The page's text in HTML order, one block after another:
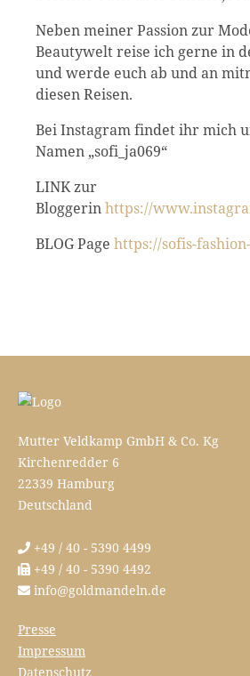
Neben meiner Passion zur
Beautywelt reise ich gerne in
und werde euch ab und an
diesen Reisen.
Bei Instagram findet ihr mich
Namen „sofi_ja069“
LINK zur
Bloggerinhttps://
BLOG Page https://sofis-
Mutter Veldkamp GmbH & Co. Kg
Kirchenredder 6
22339 Hamburg
Deutschland
+49 / 40 - 5390 4499
+49 / 40 - 5390 4492
info@goldmandeln.de
Presse
Impressum
Datenschutz